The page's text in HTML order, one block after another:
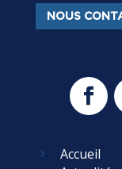
NOUS
5 Accueil